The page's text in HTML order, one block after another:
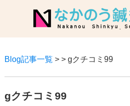
Blog記事一覧 > > gクチコミ99
gクチコミ99